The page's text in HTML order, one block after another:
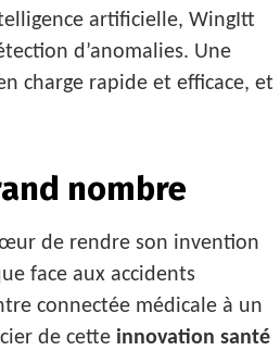
artificielle, WingItt
d’anomalies. Une
charge rapide et efficace, et
nombre
de rendre son invention
face aux accidents
connectée médicale à un
de cette innovation santé